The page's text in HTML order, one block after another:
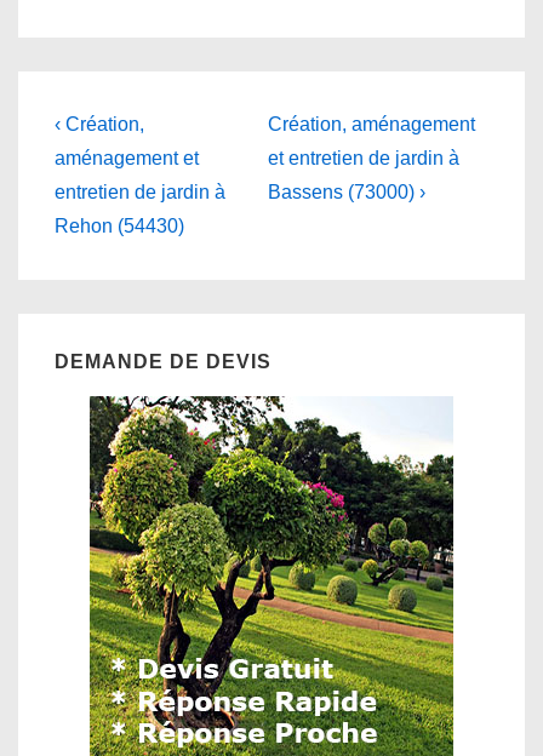
Navigation
de
l’article
Previous
Post
is
‹ Création,
aménagement et
entretien de jardin à
Rehon (54430)
Next
Post
is
Création, aménagement
et entretien de jardin à
Bassens (73000) ›
DEMANDE DE DEVIS